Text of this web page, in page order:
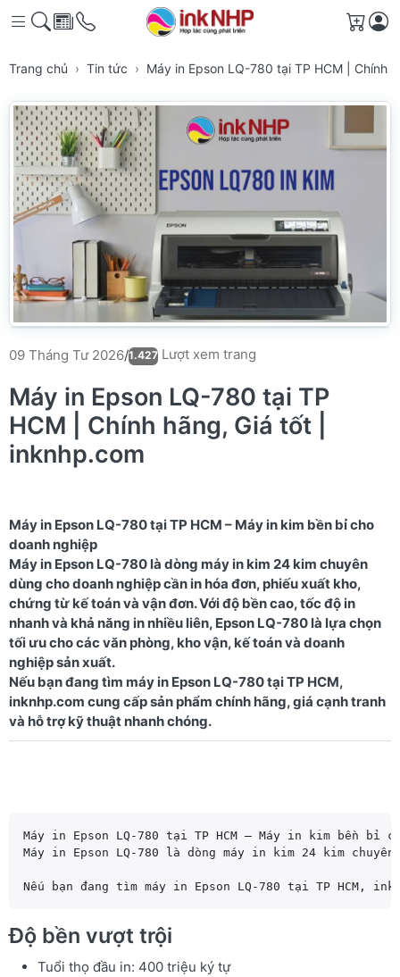
Giỏ
Trang chủ Tin tức Máy in Epson LQ-780 tại TP HCM | Chính
09 Tháng Tư 2026/1.427 Lượt xem trang
Máy in Epson LQ-780 tại TP
HCM | Chính hãng, Giá tốt |
inknhp.com
Máy in Epson LQ-780 tại TP HCM – Máy in kim bền bỉ cho
doanh nghiệp
Máy in Epson LQ-780 là dòng máy in kim 24 kim chuyên
dùng cho doanh nghiệp cần in hóa đơn, phiếu xuất kho,
chứng từ kế toán và vận đơn. Với độ bền cao, tốc độ in
nhanh và khả năng in nhiều liên, Epson LQ-780 là lựa chọn
tối ưu cho các văn phòng, kho vận, kế toán và doanh
nghiệp sản xuất.
Nếu bạn đang tìm máy in Epson LQ-780 tại TP HCM,
inknhp.com cung cấp sản phẩm chính hãng, giá cạnh tranh
Máy in Epson LQ-780 tại TP HCM – Máy in kim bền bỉ
Nếu bạn đang tìm máy in Epson LQ-780 tại TP HCM,
Độ bền vượt trội
Tuổi thọ đầu in: 400 triệu ký tự